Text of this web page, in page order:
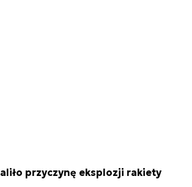
przyczynę eksplozji rakiety